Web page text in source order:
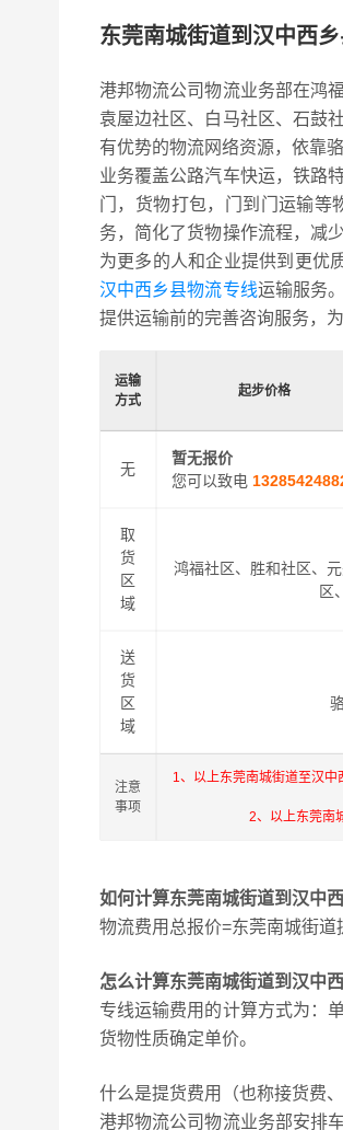
东莞南城街道到汉中西
港邦物流公司物流业务部在鸿
袁屋边社区、白马社区、石鼓
有优势的物流网络资源，依靠
业务覆盖公路汽车快运，铁路
门，货物打包，门到门运输等
务，简化了货物操作流程，减
为更多的人和企业提供到更优
汉中西乡县物流专线运输服务
提供运输前的完善咨询服务，
运输
方式
起步价格
无
暂无报价
您可以致电
取
货
区
域
鸿福社区、胜和社区、
区
送
货
区
域
注意
事项
1、以上东莞南城街道至汉
2、以上东莞南
如何计算东莞南城街道到汉中
物流费用总报价=东莞南城街道
怎么计算东莞南城街道到汉中
专线运输费用的计算方式为：
货物性质确定单价。
什么是提货费用（也称接货费
港邦物流公司物流业务部安排